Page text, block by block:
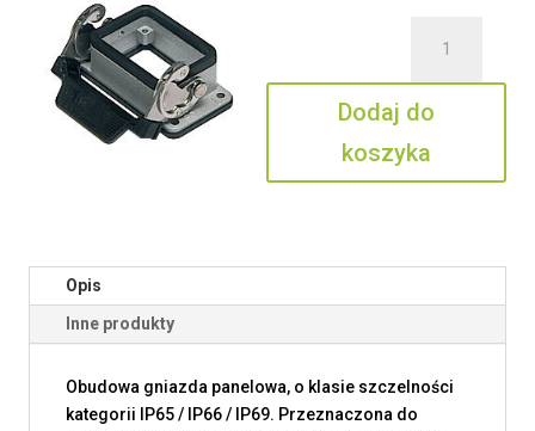
06
L
Dodaj do
koszyka
Opis
Inne produkty
Obudowa gniazda panelowa, o klasie szczelności
kategorii IP65 / IP66 / IP69. Przeznaczona do